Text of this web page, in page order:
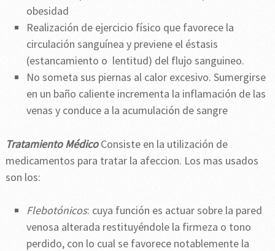
obesidad
Realización de ejercicio físico que favorece la
circulación sanguínea y previene el éstasis
(estancamiento o lentitud) del flujo sanguineo.
No someta sus piernas al calor excesivo. Sumergirse
en un baño caliente incrementa la inflamación de las
venas y conduce a la acumulación de sangre
Tratamiento MédicoConsiste en la utilización de
medicamentos para tratar la afeccion. Los mas usados
son los:
Flebotónicos: cuya función es actuar sobre la pared
venosa alterada restituyéndole la firmeza o tono
perdido, con lo cual se favorece notablemente la